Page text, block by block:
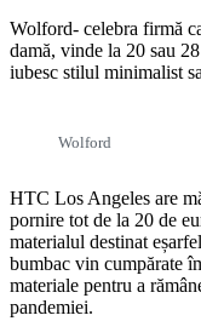
Wolford- celebra firmă
damă, vinde la 20 sau
iubesc stilul minimalist
Wolford
HTC Los Angeles are
pornire tot de la 20 de
materialul destinat
bumbac vin cumpărate
materiale pentru a
pandemiei.